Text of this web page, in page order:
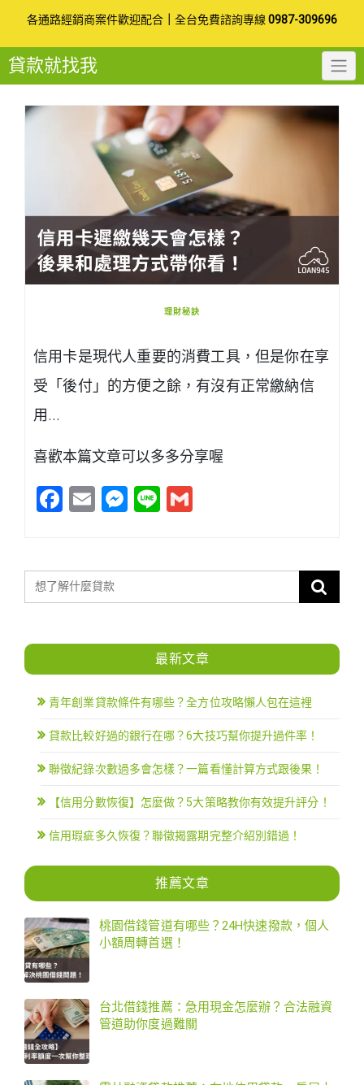
to
content
各通路經銷商案件歡迎配合 全台免費諮詢專線 0987-309696
貸款就找我
理財秘訣
信用卡是現代人重要的消費工具，但是你在享
受「後付」的方便之餘，有沒有正常繳納信
用…
喜歡本篇文章可以多多分享喔
Facebook
EmailMessenger
Line
最新文章
青年創業貸款條件有哪些？全方位攻略懶人包在這裡
貸款比較好過的銀行在哪？6大技巧幫你提升過件率！
聯徵紀錄次數過多會怎樣？一篇看懂計算方式跟後果！
【信用分數恢復】怎麼做？5大策略教你有效提升評分！
信用瑕疵多久恢復？聯徵揭露期完整介紹別錯過！
推薦文章
桃園借錢管道有哪些？24H快速撥款，個人
小額周轉首選！
台北借錢推薦：急用現金怎麼辦？合法融資
管道助你度過難關